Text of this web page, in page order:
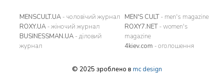
MENSCULT.UA - чоловічий журнал
ROXY.UA - жіночий журнал
BUSINESSMAN.UA - діловий
журнал
MEN'S CULT- men's magazine
ROXY7.NET- women's
magazine
4kiev.com - оголошення
© 2025 зроблено в mc design